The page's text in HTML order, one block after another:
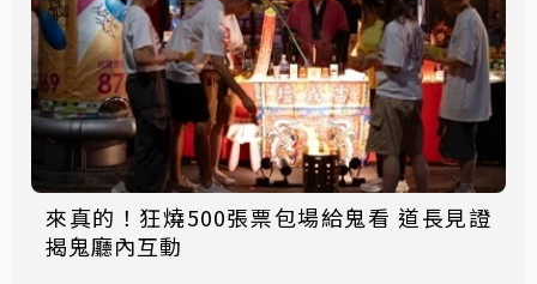
來真的！狂燒500張票包場給鬼看 道長見證
揭鬼廳內互動